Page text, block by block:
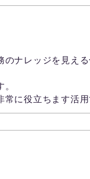
ナレッジを見え
に役立ちます活用